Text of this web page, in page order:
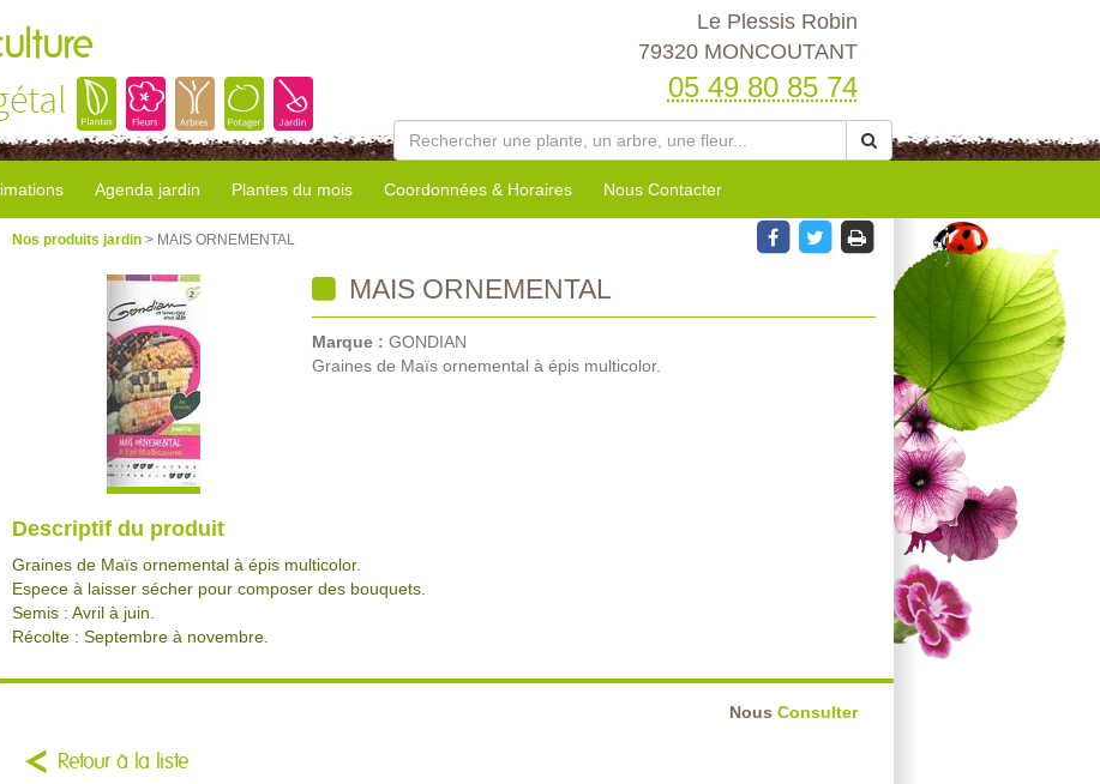
Le Plessis Robin
79320 MONCOUTANT
05 49 80 85 74
Agenda jardin Plantes du mois Coordonnées & Horaires Nous Contacter
Nos produits jardin > MAIS ORNEMENTAL
MAIS ORNEMENTAL
Marque : GONDIAN
Graines de Maïs ornemental à épis multicolor.
Descriptif du produit
Graines de Maïs ornemental à épis multicolor.
Espece à laisser sécher pour composer des bouquets.
Semis : Avril à juin.
Récolte : Septembre à novembre.
Nous Consulter
Retour à la liste